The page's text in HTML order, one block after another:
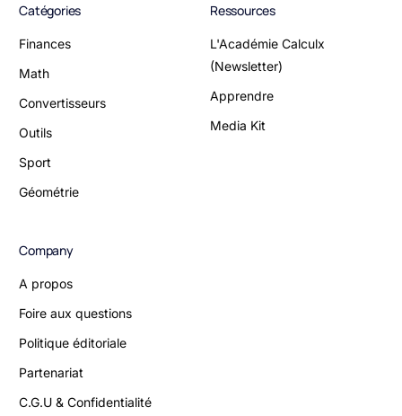
Catégories
Finances
Math
Convertisseurs
Outils
Sport
Géométrie
Ressources
L'Académie Calculx
(Newsletter)
Apprendre
Media Kit
Company
A propos
Foire aux questions
Politique éditoriale
Partenariat
C.G.U & Confidentialité